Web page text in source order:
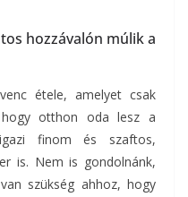
hozzávalón múlik a
étele, amelyet csak
otthon oda lesz a
finom és szaftos,
is. Nem is gondolnánk,
szükség ahhoz, hogy